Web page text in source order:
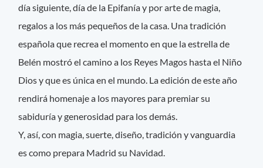
día siguiente, día de la Epifanía y por arte de magia,
regalos a los más pequeños de la casa. Una tradición
española que recrea el momento en que la estrella de
Belén mostró el camino a los Reyes Magos hasta el Niño
Dios y que es única en el mundo. La edición de este año
rendirá homenaje a los mayores para premiar su
sabiduría y generosidad para los demás.
Y, así, con magia, suerte, diseño, tradición y vanguardia
es como prepara Madrid su Navidad.